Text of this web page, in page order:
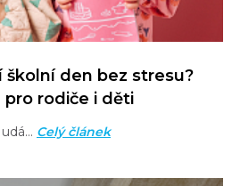
den bez stresu?
rodiče i děti
Celý článek